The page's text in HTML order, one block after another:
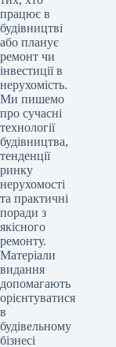
працює в
будівництві
або планує
ремонт чи
інвестиції в
нерухомість.
Ми пишемо
про сучасні
технології
будівництва,
тенденції
ринку
нерухомості
та практичні
поради з
якісного
ремонту.
Матеріали
видання
допомагають
орієнтуватися
в
будівельному
бізнесі